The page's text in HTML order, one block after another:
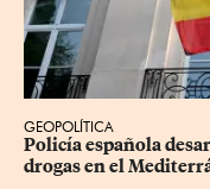
GEOPOLÍTICA
Policía española
drogas en el